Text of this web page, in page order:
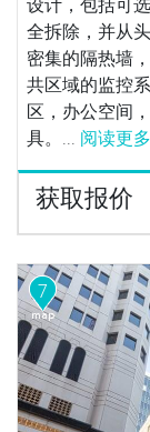
设计，包括可
全拆除，并从
密集的隔热墙
共区域的监控
区，办公空间
具。... 阅读更
获取报价
7